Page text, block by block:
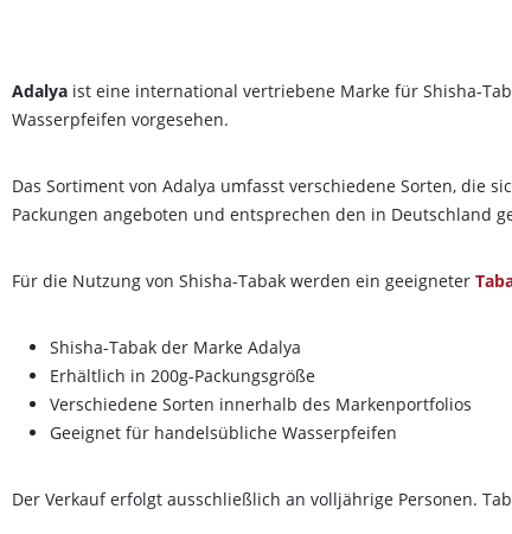
Adalya ist eine international vertriebene Marke für Shisha-
Wasserpfeifen vorgesehen.
Das Sortiment von Adalya umfasst verschiedene Sorten, die
Packungen angeboten und entsprechen den in Deutschland
Für die Nutzung von Shisha-Tabak werden ein geeigneter
Shisha-Tabak der Marke Adalya
Erhältlich in 200g-Packungsgröße
Verschiedene Sorten innerhalb des Markenportfolios
Geeignet für handelsübliche Wasserpfeifen
Der Verkauf erfolgt ausschließlich an volljährige Personen.